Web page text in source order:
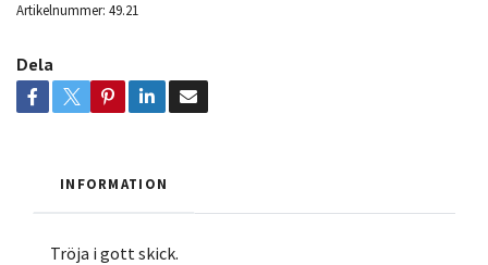
Artikelnummer: 49.21
Dela
INFORMATION
Tröja i gott skick.